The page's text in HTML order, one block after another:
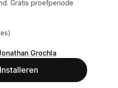
Gratis proefperiode
Grochla
Installeren